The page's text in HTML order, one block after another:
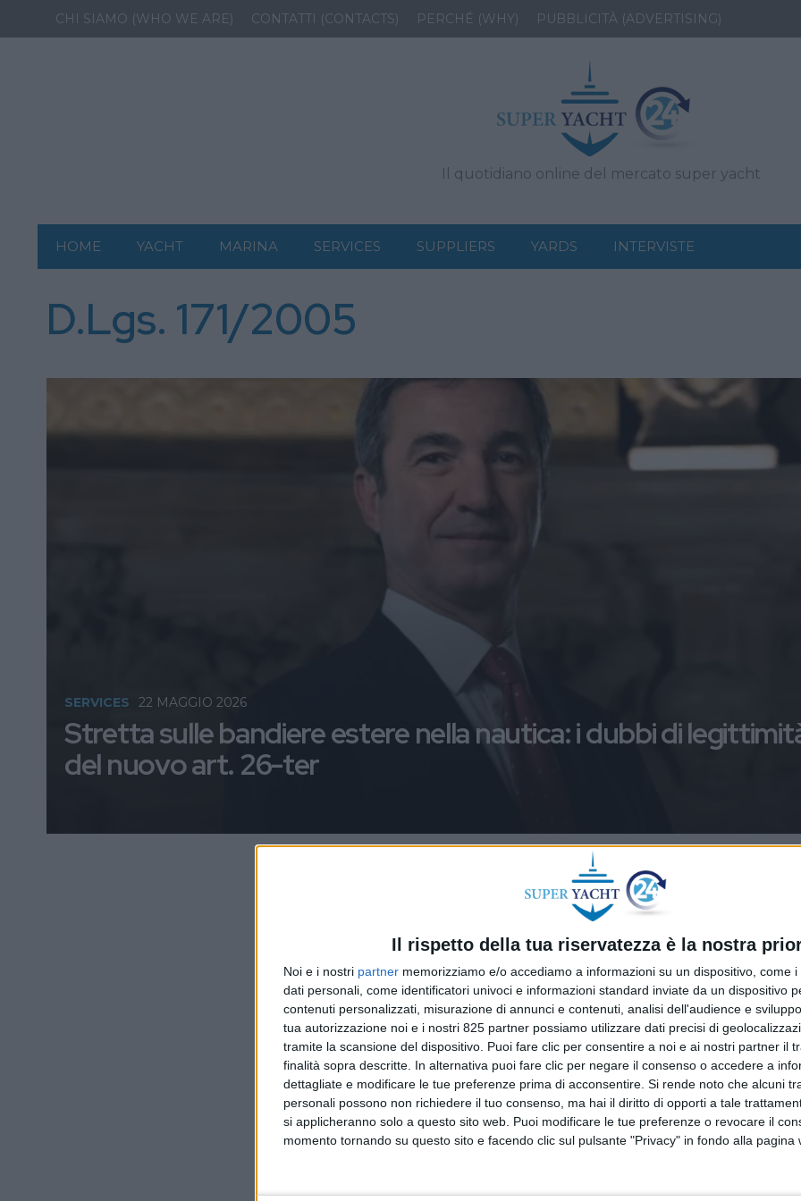
Il rispetto della tua riservatezza è la nostra
Noi e i nostri partner memorizziamo e/o accediamo a informazioni su un dispositivo, come
dati personali, come identificatori univoci e informazioni standard inviate da un dispositivo
contenuti personalizzati, misurazione di annunci e contenuti, analisi dell'audience e
tua autorizzazione noi e i nostri 825 partner possiamo utilizzare dati precisi di
tramite la scansione del dispositivo. Puoi fare clic per consentire a noi e ai nostri partner il
finalità sopra descritte. In alternativa puoi fare clic per negare il consenso o accedere a
dettagliate e modificare le tue preferenze prima di acconsentire. Si rende noto che alcuni
personali possono non richiedere il tuo consenso, ma hai il diritto di opporti a tale
si applicheranno solo a questo sito web. Puoi modificare le tue preferenze o revocare il
momento tornando su questo sito e facendo clic sul pulsante "Privacy" in fondo alla pagina
CHI SIAMO (WHO WE ARE) CONTATTI (CONTACTS) PERCHÉ (WHY) PUBBLICITÀ (ADVERTISING)
Il quotidiano online del mercato super yacht
HOME YACHT MARINA SERVICES SUPPLIERS YARDS INTERVISTE
D.Lgs. 171/2005
Stretta sulle bandiere estere nella nautica: i dubbi di
del nuovo art. 26-ter
SERVICES 22 MAGGIO 2026